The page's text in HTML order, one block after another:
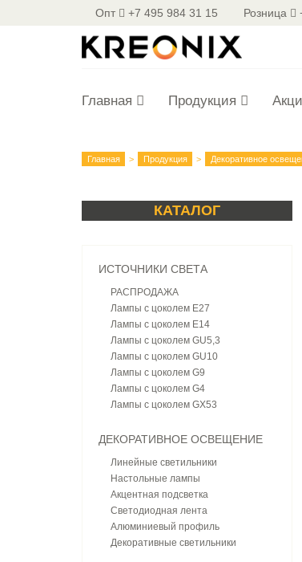
Опт +7 495 984 31 15 Розница
Главная Продукция
Главная Продукция Декоративное
КАТАЛОГ
ИСТОЧНИКИ СВЕТА
РАСПРОДАЖА
Лампы с цоколем E27
Лампы с цоколем E14
Лампы с цоколем GU5,3
Лампы с цоколем GU10
Лампы с цоколем G9
Лампы с цоколем G4
Лампы с цоколем GX53
ДЕКОРАТИВНОЕ ОСВЕЩЕНИЕ
Линейные светильники
Настольные лампы
Акцентная подсветка
Светодиодная лента
Алюминиевый профиль
Декоративные светильники